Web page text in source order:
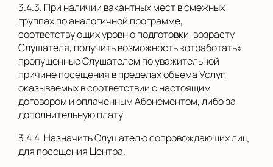
3.4.3. При наличии вакантных мест в смежных
группах по аналогичной программе,
соответствующих уровню подготовки, возрасту
Слушателя, получить возможность «отработать»
пропущенные Слушателем по уважительной
причине посещения в пределах объема Услуг,
оказываемых в соответствии с настоящим
договором и оплаченным Абонементом, либо за
дополнительную плату.
3.4.4. Назначить Слушателю сопровождающих лиц
для посещения Центра.